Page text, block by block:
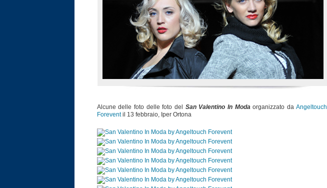
Alcune delle foto delle foto del San Valentino In Moda organizzato da Angeltouch
Foreventil 13 febbraio, Iper Ortona